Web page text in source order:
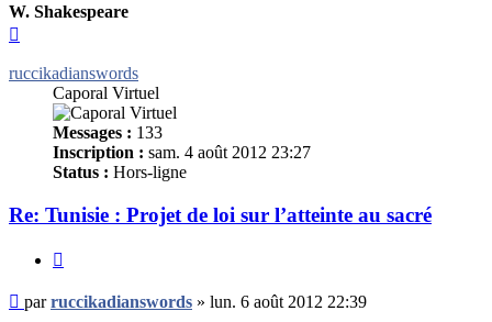
W. Shakespeare
ruccikadianswords
Caporal Virtuel
Messages : 133
Inscription : sam. 4 août 2012 23:27
Status : Hors-ligne
Re: Tunisie : Projet de loi sur l’atteinte au sacré
Message
non
parruccikadianswords » lun. 6 août 2012 22:39